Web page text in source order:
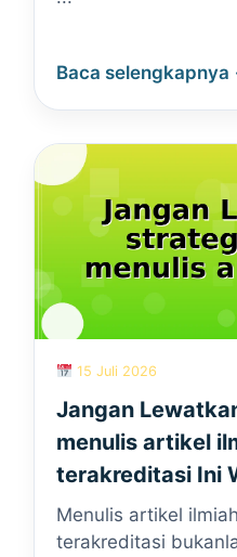
Baca selengkapnya
15 Juli 2026
Jangan
menulis artikel
terakreditasi Ini
Menulis artikel
terakreditasi